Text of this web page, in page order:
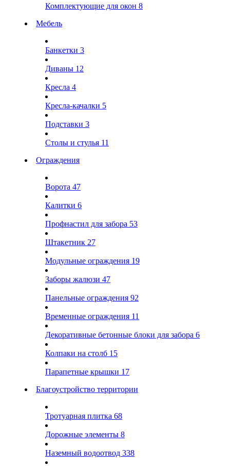
Комплектующие для окон 8
Мебель
Банкетки 3
Диваны 12
Кресла 4
Кресла-качалки 5
Подставки 3
Столы и стулья 11
Ограждения
Ворота 47
Калитки 6
Профнастил для забора 53
Штакетник 27
Модульные ограждения 19
Заборы жалюзи 47
Панельные ограждения 92
Временные ограждения 11
Декоративные бетонные блоки для забора 6
Колпаки на столб 15
Парапетные крышки 17
Благоустройство территории
Тротуарная плитка 68
Дорожные элементы 8
Наземный водоотвод 338